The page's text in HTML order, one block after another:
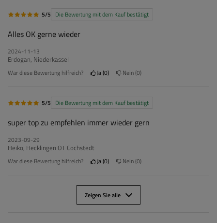
5/5 Die Bewertung mit dem Kauf bestätigt
Alles OK gerne wieder
2024-11-13
Erdogan, Niederkassel
War diese Bewertung hilfreich? Ja 0 Nein 0
5/5 Die Bewertung mit dem Kauf bestätigt
super top zu empfehlen immer wieder gern
2023-09-29
Heiko, Hecklingen OT Cochstedt
War diese Bewertung hilfreich? Ja 0 Nein 0
Zeigen Sie alle